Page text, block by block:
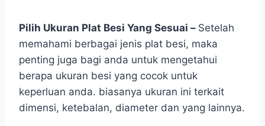
Pilih Ukuran Plat Besi Yang Sesuai – Setelah
memahami berbagai jenis plat besi, maka
penting juga bagi anda untuk mengetahui
berapa ukuran besi yang cocok untuk
keperluan anda. biasanya ukuran ini terkait
dimensi, ketebalan, diameter dan yang lainnya.